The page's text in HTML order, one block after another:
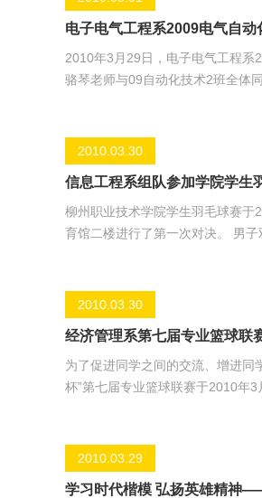
电子电气工程系2009电气自
2010年3月29日，电子电气工程系
骆琴老师与09自动化技术2班全体同学参与了这次活动。 活动先播放了“袁茵的
2010.03.30
信息工程系组队参加学院学生
柳州职业技术学院学生羽毛球赛于
育馆二楼进行了第一次对决。 男子双人赛，场面异常激烈。第一场，信息工程系派出周耀彪和胡国仕对阵电子电气系的两位队员。开
赛结束，信息工程系以2：1在本
2010.03.30
经济管理系第七届专业篮球联
为了促进同学之间的交流、增进同
杯”第七届专业篮球联赛于2010年
希望通过比赛能提升班级同学的
2010.03.29
学习时代楷模 弘扬英雄精神